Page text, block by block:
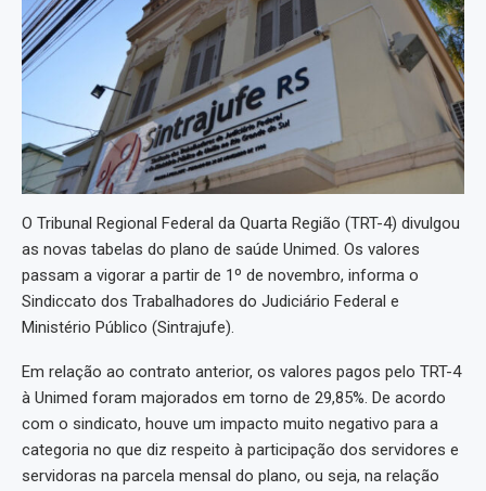
O Tribunal Regional Federal da Quarta Região (TRT-4) divulgou
as novas tabelas do plano de saúde Unimed. Os valores
passam a vigorar a partir de 1º de novembro, informa o
Sindiccato dos Trabalhadores do Judiciário Federal e
Ministério Público (Sintrajufe).
Em relação ao contrato anterior, os valores pagos pelo TRT-4
à Unimed foram majorados em torno de 29,85%. De acordo
com o sindicato, houve um impacto muito negativo para a
categoria no que diz respeito à participação dos servidores e
servidoras na parcela mensal do plano, ou seja, na relação